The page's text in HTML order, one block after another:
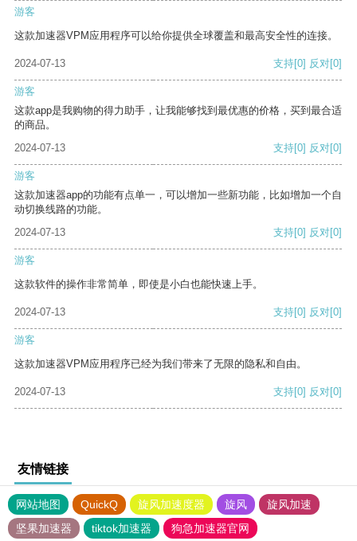
游客
这款加速器VPM应用程序可以给你提供全球覆盖和最高安全性的连接。
2024-07-13 支持[0] 反对[0]
游客
这款app是我购物的得力助手，让我能够找到最优惠的价格，买到最合适
的商品。
2024-07-13
支持[0] 反对[0]
游客
这款加速器app的功能有点单一，可以增加一些新功能，比如增加一个自
动切换线路的功能。
2024-07-13
支持[0] 反对[0]
游客
这款软件的操作非常简单，即使是小白也能快速上手。
2024-07-13 支持[0] 反对[0]
游客
这款加速器VPM应用程序已经为我们带来了无限的隐私和自由。
2024-07-13 支持[0] 反对[0]
友情链接
网站地图 QuickQ 旋风加速度器 旋风
旋风加速
坚果加速器
tiktok加速器 狗急加速器官网